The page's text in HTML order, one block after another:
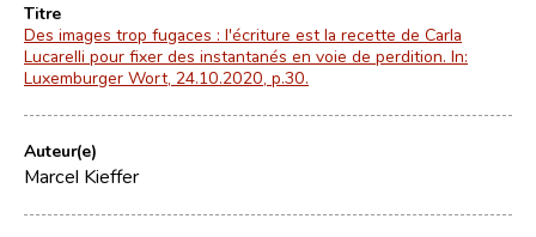
Titre
Des images trop fugaces : l'écriture est la recette de Carla
Lucarelli pour fixer des instantanés en voie de perdition. In:
Luxemburger Wort, 24.10.2020, p.30.
Auteur(e)
Marcel Kieffer